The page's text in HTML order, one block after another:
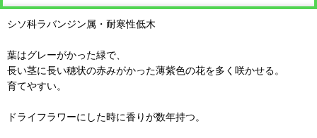
シソ科ラバンジン属・耐寒性低木
葉はグレーがかった緑で、
長い茎に長い穂状の赤みがかった薄紫色の花を多く咲かせる。
育てやすい。
ドライフラワーにした時に香りが数年持つ。